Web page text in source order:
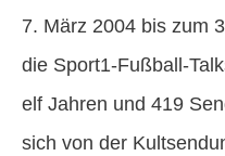
7. März 2004 bis zum
die Sport1-Fußball-
elf Jahren und 419
sich von der